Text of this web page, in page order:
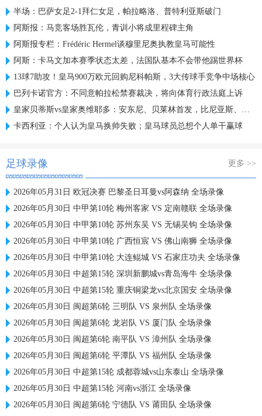
半场：巴萨女足2-1拜仁女足，帕拉略洛、普特利亚斯破门
阿斯报：马竞客场胜瓦伦，青训小将成里程碑主角
阿斯报专栏：Frédéric Hermel谈穆里尼奥执教皇马可能性
阿斯：卡马文加本赛季状态太差，法国队基本不会带他踢世界杯
13球7助攻！皇马900万欧元回购尼科帕斯，3大传球手竞争中场核心
巴列卡诺官方：不同意帕拉松禁赛裁决，将向体育行政法庭上诉
皇家贝蒂斯vs皇家奥维耶多：安东尼、贝莱林首发，比尼亚斯、哈维-洛佩斯出战
卡西利亚：个人认为皇马换帅失败；皇马球员总想个人单干赢球
足球录像 更多 >>
2026年05月31日 欧冠决赛 巴黎圣日耳曼vs阿森纳 全场录像
2026年05月30日 中甲第10轮 梅州客家 VS 定南赣联 全场录像
2026年05月30日 中甲第10轮 苏州东吴 VS 无锡吴钩 全场录像
2026年05月30日 中甲第10轮 广西恒宸 VS 佛山南狮 全场录像
2026年05月30日 中甲第10轮 大连鲲城 VS 石家庄功夫 全场录像
2026年05月30日 中超第15轮 深圳新鹏城vs青岛海牛 全场录像
2026年05月30日 中超第15轮 重庆铜梁龙vs北京国安 全场录像
2026年05月30日 闽超第6轮 三明队 VS 泉州队 全场录像
2026年05月30日 闽超第6轮 龙岩队 VS 厦门队 全场录像
2026年05月30日 闽超第6轮 南平队 VS 漳州队 全场录像
2026年05月30日 闽超第6轮 平潭队 VS 福州队 全场录像
2026年05月30日 中超第15轮 成都蓉城vs山东泰山 全场录像
2026年05月30日 中超第15轮 河南vs浙江 全场录像
2026年05月30日 闽超第6轮 宁德队 VS 莆田队 全场录像